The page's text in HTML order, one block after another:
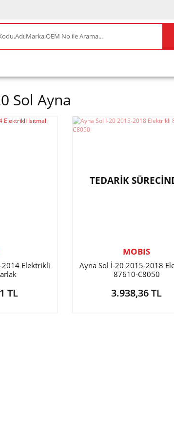
Sol Ayna
Elektrikli
TL
TEDARİK
MOBIS
Ayna Sol İ-20 2015-2018
87610-C8050
3.938,36 TL